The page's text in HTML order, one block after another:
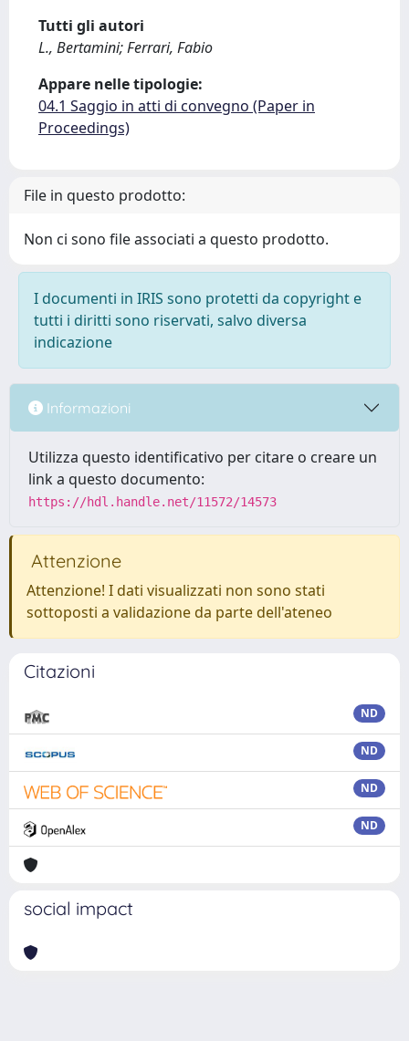
Tutti gli autori
L., Bertamini; Ferrari, Fabio
Appare nelle tipologie:
04.1 Saggio in atti di convegno (Paper in
Proceedings)
File in questo prodotto:
Non ci sono file associati a questo prodotto.
I documenti in IRIS sono protetti da copyright e
tutti i diritti sono riservati, salvo diversa
indicazione
Informazioni
Utilizza questo identificativo per citare o creare un
link a questo documento:
https://hdl.handle.net/11572/14573
Attenzione
Attenzione! I dati visualizzati non sono stati
sottoposti a validazione da parte dell'ateneo
Citazioni
ND
ND
ND
ND
social impact